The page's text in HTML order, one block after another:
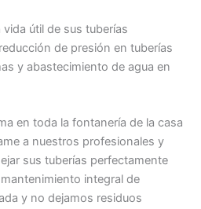
útil de sus tuberías
de presión en tuberías
y abastecimiento de agua en
en toda la fontanería de la casa
a nuestros profesionales y
sus tuberías perfectamente
integral de
y no dejamos residuos